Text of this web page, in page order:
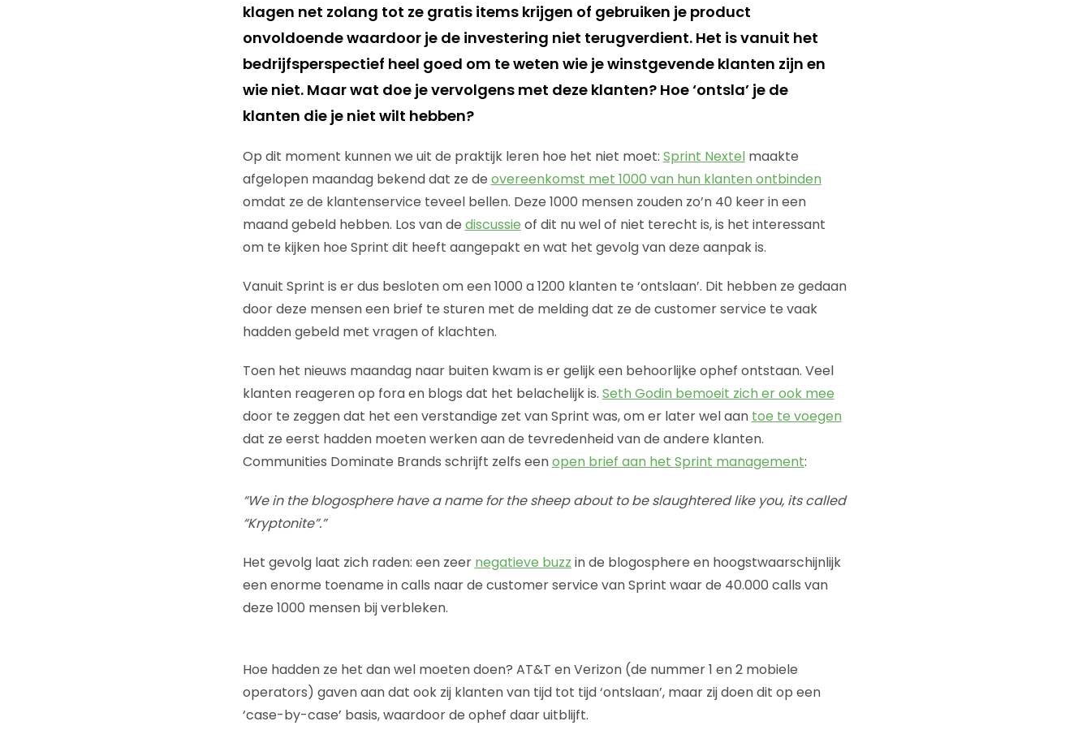
klagen net zolang tot ze gratis items krijgen of gebruiken je product
onvoldoende waardoor je de investering niet terugverdient. Het is vanuit het
bedrijfsperspectief heel goed om te weten wie je winstgevende klanten zijn en
wie niet. Maar wat doe je vervolgens met deze klanten? Hoe ‘ontsla’ je de
klanten die je niet wilt hebben?
Op dit moment kunnen we uit de praktijk leren hoe het niet moet: Sprint Nextelmaakte
afgelopen maandag bekend dat ze de overeenkomst met 1000 van hun klanten ontbinden
omdat ze de klantenservice teveel bellen. Deze 1000 mensen zouden zo’n 40 keer in een
maand gebeld hebben. Los van de discussie of dit nu wel of niet terecht is, is het interessant
om te kijken hoe Sprint dit heeft aangepakt en wat het gevolg van deze aanpak is.
Vanuit Sprint is er dus besloten om een 1000 a 1200 klanten te ‘ontslaan’. Dit hebben ze gedaan
door deze mensen een brief te sturen met de melding dat ze de customer service te vaak
hadden gebeld met vragen of klachten.
Toen het nieuws maandag naar buiten kwam is er gelijk een behoorlijke ophef ontstaan. Veel
klanten reageren op fora en blogs dat het belachelijk is. Seth Godin bemoeit zich er ook mee
door te zeggen dat het een verstandige zet van Sprint was, om er later wel aan toe te voegen
dat ze eerst hadden moeten werken aan de tevredenheid van de andere klanten.
Communities Dominate Brands schrijft zelfs eenopen brief aan het Sprint management:
“We in the blogosphere have a name for the sheep about to be slaughtered like you, its called
“Kryptonite”.”
Het gevolg laat zich raden: een zeer negatieve buzz in de blogosphere en hoogstwaarschijnlijk
een enorme toename in calls naar de customer service van Sprint waar de 40.000 calls van
deze 1000 mensen bij verbleken.
Hoe hadden ze het dan wel moeten doen? AT&T en Verizon (de nummer 1 en 2 mobiele
operators) gaven aan dat ook zij klanten van tijd tot tijd ‘ontslaan’, maar zij doen dit op een
‘case-by-case’ basis, waardoor de ophef daar uitblijft.